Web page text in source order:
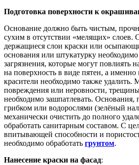
Подготовка поверхности к
Основание должно быть чистым,
сухим в отсутствии «мелящих» слоев.
держащиеся слои краски или
основания или штукатурку
загрязнения, которые могут повлиять
на поверхность в виде пятен, а
красители необходимо также удалить.
повреждения или неровности,
необходимо зашпатлевать.
грибком или водорослями (зелёный
механически очистить до полного
обработать санитарным составом. С
впитывающей способности и
необходимо обработать грунтом.
Нанесение краски на фасад: